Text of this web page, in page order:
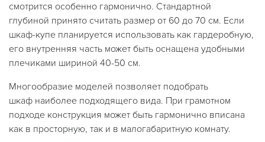
смотрится особенно гармонично. Стандартной
глубиной принято считать размер от 60 до 70 см. Если
шкаф-купе планируется использовать как гардеробную,
его внутренняя часть может быть оснащена удобными
плечиками шириной 40-50 см.
Многообразие моделей позволяет подобрать
шкаф наиболее подходящего вида. При грамотном
подходе конструкция может быть гармонично вписана
как в просторную, так и в малогабаритную комнату.